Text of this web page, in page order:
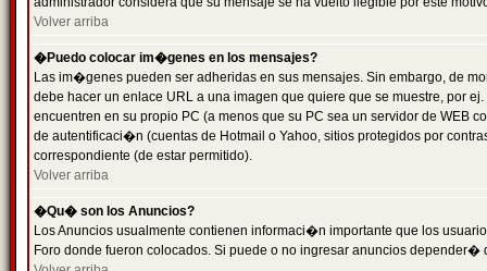
Volver arriba
�Puedo colocar im�genes en los mensajes?
Las im�genes pueden ser adheridas en sus mensajes. Sin embargo, de
debe hacer un enlace URL a una imagen que quiere que se muestre, por
encuentren en su propio PC (a menos que su PC sea un servidor de
de autentificaci�n (cuentas de Hotmail o Yahoo, sitios protegidos por
correspondiente (de estar permitido).
Volver arriba
�Qu� son los Anuncios?
Los Anuncios usualmente contienen informaci�n importante que los
Foro donde fueron colocados. Si puede o no ingresar anuncios